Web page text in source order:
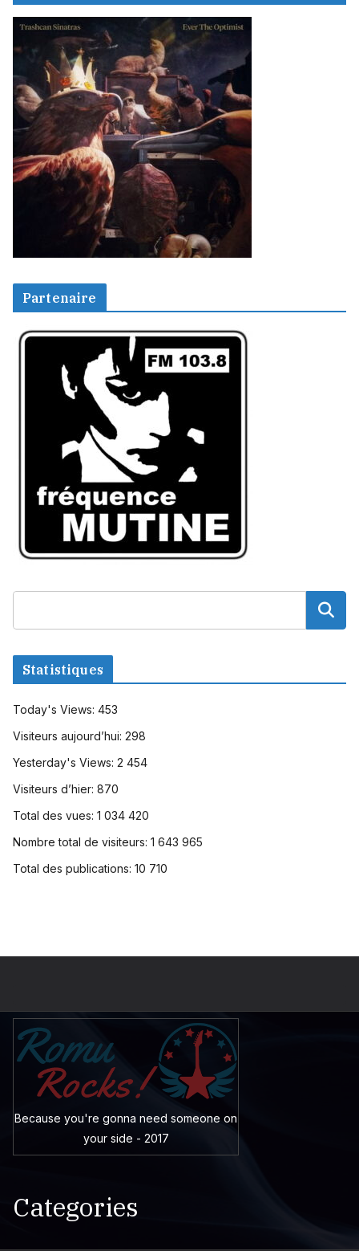
Partenaire
Statistiques
Today's Views: 453
Visiteurs aujourd’hui: 298
Yesterday's Views: 2 454
Visiteurs d’hier: 870
Total des vues: 1 034 420
Nombre total de visiteurs: 1 643 965
Total des publications: 10 710
Because you're gonna need someone on
your side - 2017
Categories